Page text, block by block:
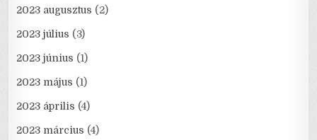
2023 augusztus (2)
2023 július (3)
2023 június (1)
2023 május (1)
2023 április (4)
2023 március (4)